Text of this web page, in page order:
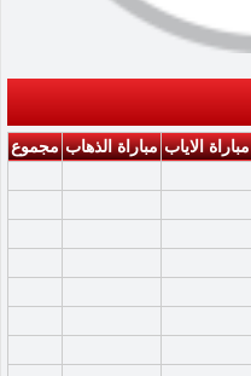
مباراة الاياب مباراة الذهاب مجموع